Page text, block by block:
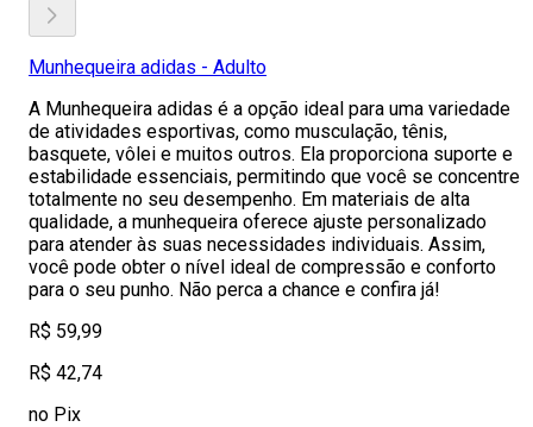
Munhequeira adidas - Adulto
A Munhequeira adidas é a opção ideal para uma variedade
de atividades esportivas, como musculação, tênis,
basquete, vôlei e muitos outros. Ela proporciona suporte e
estabilidade essenciais, permitindo que você se concentre
totalmente no seu desempenho. Em materiais de alta
qualidade, a munhequeira oferece ajuste personalizado
para atender às suas necessidades individuais. Assim,
você pode obter o nível ideal de compressão e conforto
para o seu punho. Não perca a chance e confira já!
R$ 59,99
R$ 42,74
no Pix